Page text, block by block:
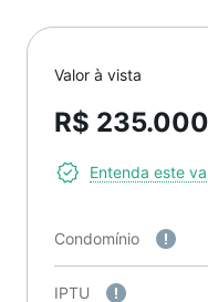
Valor à vista
R$ 235.000
Entenda este
Condomínio
IPTU